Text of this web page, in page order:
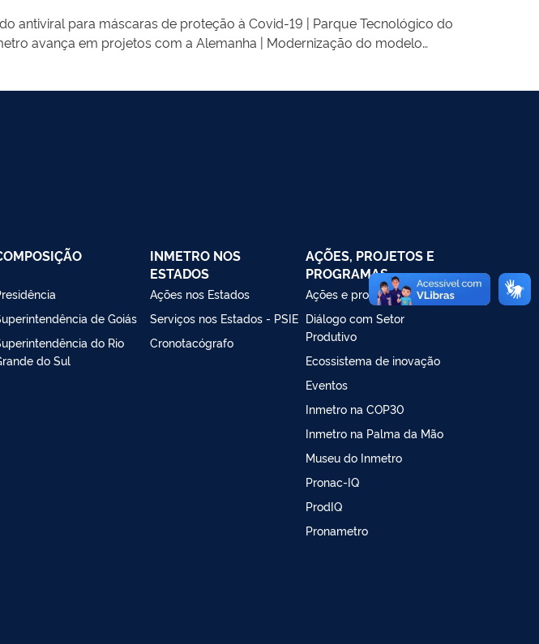
designados pela Diretoria de Metrologia Legal | Portaria
Nacional de Metrologia, Normalização e Qualidade Industrial
antiviral para máscaras de proteção à Covid-19 | Parque Tecnológico do
avança em projetos com a Alemanha | Modernização do modelo
de Goiás
do Rio
do Sul
INMETRO NOS
ESTADOS
Ações nos Estados
Serviços nos Estados - PSIE
Cronotacógrafo
AÇÕES, PROJETOS E
PROGRAMAS
Ações e programas
Diálogo com Setor
Produtivo
Ecossistema de inovação
Eventos
Inmetro na COP30
Inmetro na Palma da Mão
Museu do Inmetro
Pronac-IQ
ProdIQ
Pronametro